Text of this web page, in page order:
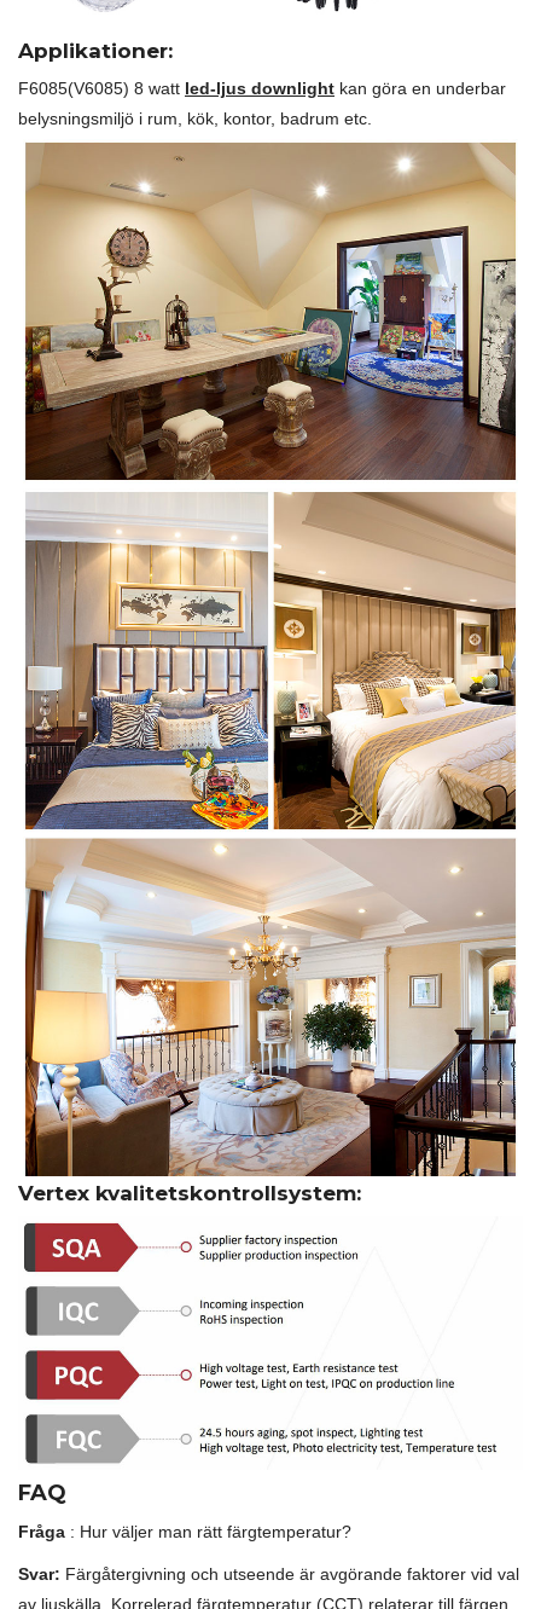
Applikationer:
F6085(V6085) 8 watt led-ljus downlight kan göra en underbar
belysningsmiljö i rum, kök, kontor, badrum etc.
Vertex kvalitetskontrollsystem:
FAQ
Fråga : Hur väljer man rätt färgtemperatur?
Svar: Färgåtergivning och utseende är avgörande faktorer vid val
av ljuskälla. Korrelerad färgtemperatur (CCT) relaterar till färgen